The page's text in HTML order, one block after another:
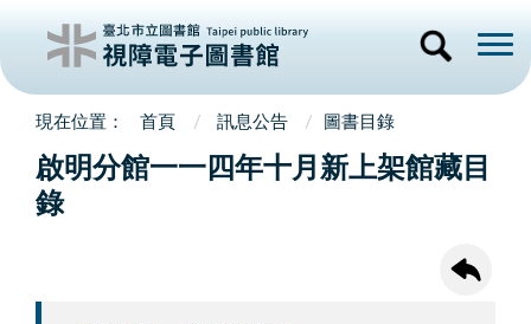
首頁 訊息公告 圖書目錄
啟明分館一一四年十月新上架館藏目
錄